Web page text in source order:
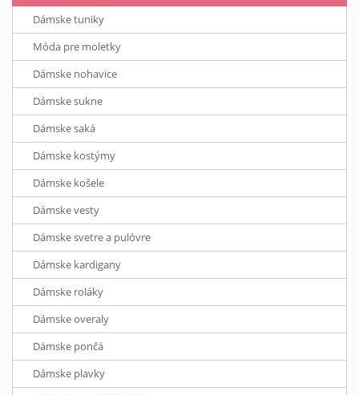
Dámske tuniky
Móda pre moletky
Dámske nohavice
Dámske sukne
Dámske saká
Dámske kostýmy
Dámske košele
Dámske vesty
Dámske svetre a pulóvre
Dámske kardigany
Dámske roláky
Dámske overaly
Dámske pončá
Dámske plavky